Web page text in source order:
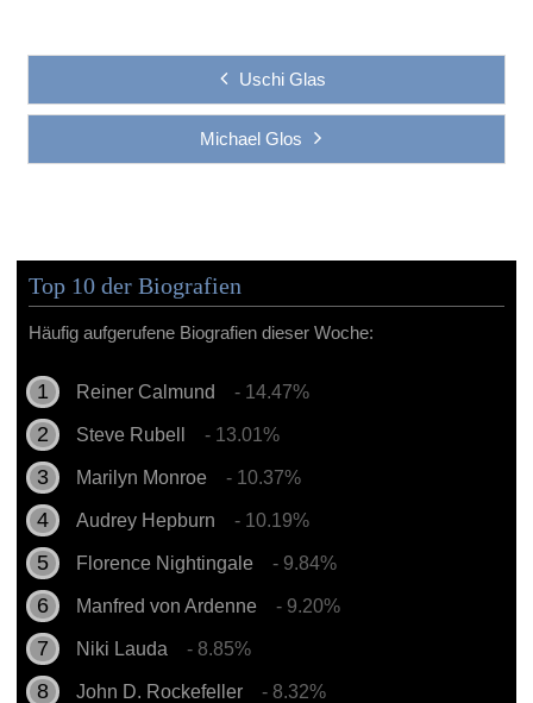
Uschi Glas
Michael Glos
Top 10 der Biografien
Häufig aufgerufene Biografien dieser Woche:
Reiner Calmund - 14.47%
Steve Rubell - 13.01%
Marilyn Monroe - 10.37%
Audrey Hepburn - 10.19%
Florence Nightingale - 9.84%
Manfred von Ardenne - 9.20%
Niki Lauda - 8.85%
John D. Rockefeller - 8.32%